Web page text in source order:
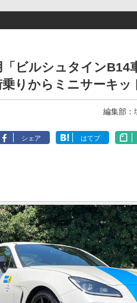
「ビルシュタインB14
りからミニサーキッ
編集部：
シェア はてブ